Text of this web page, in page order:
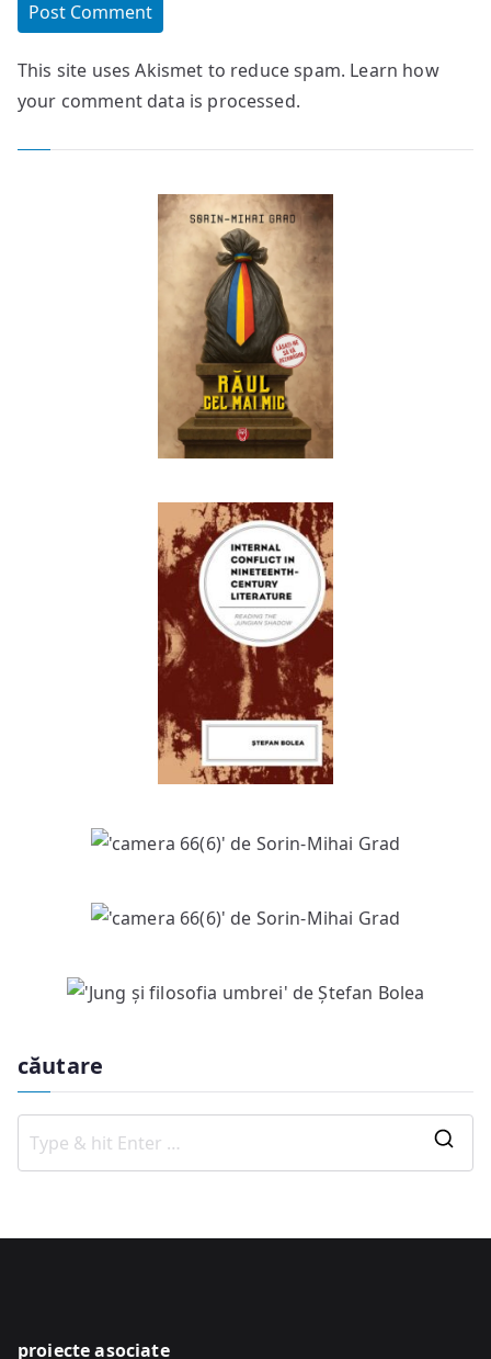
This site uses Akismet to reduce spam. Learn how
your comment data is processed.
căutare
proiecte asociate